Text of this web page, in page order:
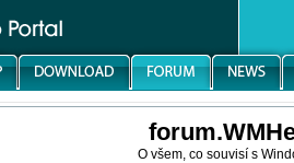
O všem, co souvisí s